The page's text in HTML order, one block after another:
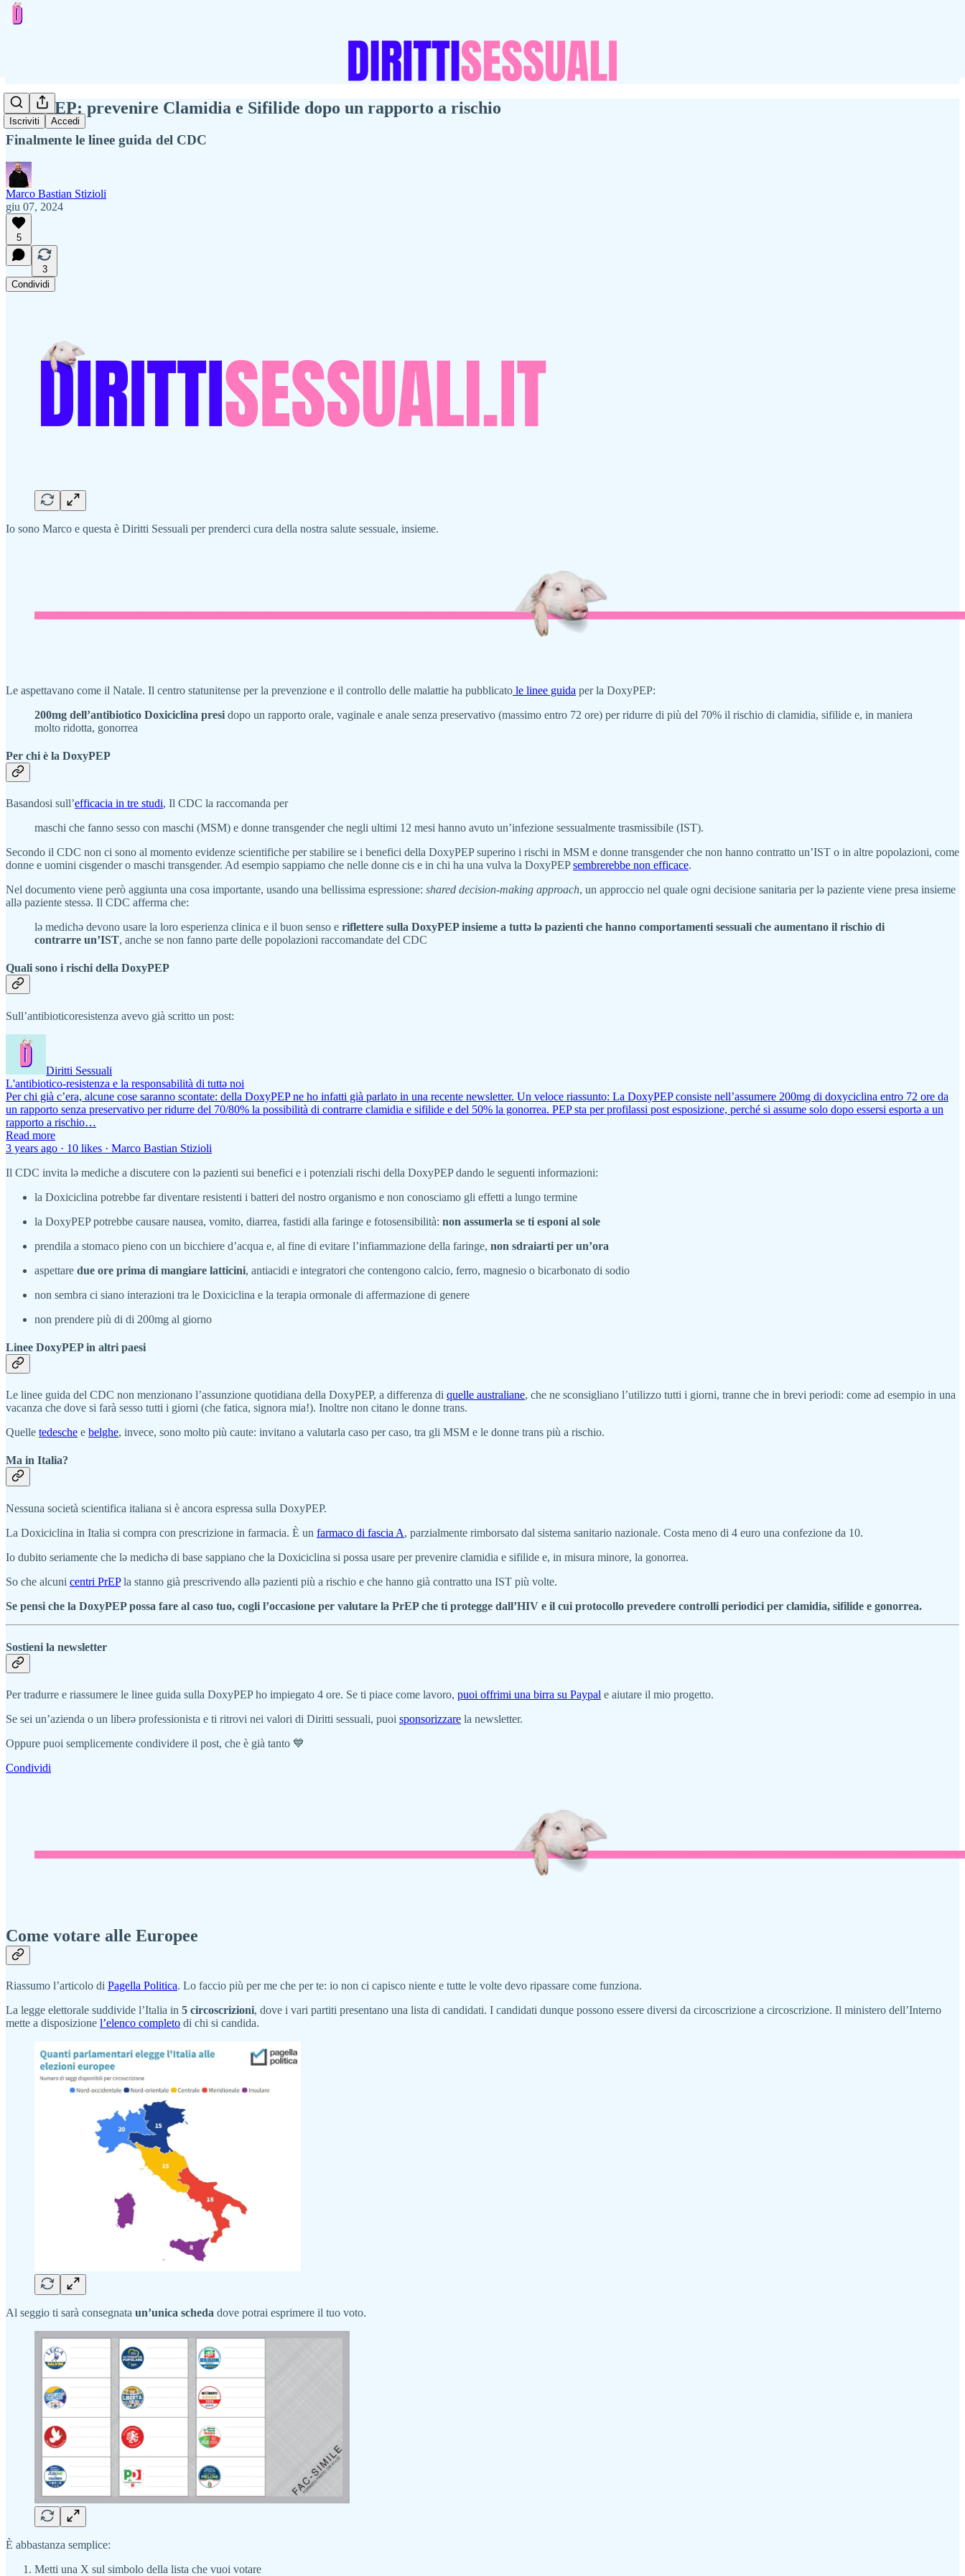
Iscriviti Accedi
DoxyPEP: prevenire Clamidia e Sifilide dopo un rapporto a rischio
Finalmente le linee guida del CDC
Marco Bastian Stizioli
giu 07, 2024
5
3
Condividi
Io sono Marco e questa è Diritti Sessuali per prenderci cura della nostra salute sessuale, insieme.
Le aspettavano come il Natale. Il centro statunitense per la prevenzione e il controllo delle malattie ha pubblicato le linee guida per la DoxyPEP:
200mg dell’antibiotico Doxiciclina presi dopo un rapporto orale, vaginale e anale senza preservativo (massimo entro 72 ore) per ridurre di più del 70% il rischio di clamidia, sifilide e, in maniera
molto ridotta, gonorrea
Per chi è la DoxyPEP
Basandosi sull’efficacia in tre studi, Il CDC la raccomanda per
maschi che fanno sesso con maschi (MSM) e donne transgender che negli ultimi 12 mesi hanno avuto un’infezione sessualmente trasmissibile (IST).
Secondo il CDC non ci sono al momento evidenze scientifiche per stabilire se i benefici della DoxyPEP superino i rischi in MSM e donne transgender che non hanno contratto un’IST o in altre popolazioni, come
donne e uomini cisgender o maschi transgender. Ad esempio sappiamo che nelle donne cis e in chi ha una vulva la DoxyPEPsembrerebbe non efficace.
Nel documento viene però aggiunta una cosa importante, usando una bellissima espressione: shared decision-making approach, un approccio nel quale ogni decisione sanitaria per lə paziente viene presa insieme
allə paziente stessə. Il CDC afferma che:
lə medichə devono usare la loro esperienza clinica e il buon senso e riflettere sulla DoxyPEP insieme a tuttə lə pazienti che hanno comportamenti sessuali che aumentano il rischio di
contrarre un’IST, anche se non fanno parte delle popolazioni raccomandate del CDC
Quali sono i rischi della DoxyPEP
Sull’antibioticoresistenza avevo già scritto un post:
Diritti Sessuali
L'antibiotico-resistenza e la responsabilità di tuttə noi
Per chi già c’era, alcune cose saranno scontate: della DoxyPEP ne ho infatti già parlato in una recente newsletter. Un veloce riassunto: La DoxyPEP consiste nell’assumere 200mg di doxyciclina entro 72 ore da
un rapporto senza preservativo per ridurre del 70/80% la possibilità di contrarre clamidia e sifilide e del 50% la gonorrea. PEP sta per profilassi post esposizione, perché si assume solo dopo essersi esportə a un
rapporto a rischio…
Read more
3 years ago · 10 likes · Marco Bastian Stizioli
Il CDC invita lə mediche a discutere con lə pazienti sui benefici e i potenziali rischi della DoxyPEP dando le seguenti informazioni:
la Doxiciclina potrebbe far diventare resistenti i batteri del nostro organismo e non conosciamo gli effetti a lungo termine
la DoxyPEP potrebbe causare nausea, vomito, diarrea, fastidi alla faringe e fotosensibilità: non assumerla se ti esponi al sole
prendila a stomaco pieno con un bicchiere d’acqua e, al fine di evitare l’infiammazione della faringe, non sdraiarti per un’ora
aspettare due ore prima di mangiare latticini, antiacidi e integratori che contengono calcio, ferro, magnesio o bicarbonato di sodio
non sembra ci siano interazioni tra le Doxiciclina e la terapia ormonale di affermazione di genere
non prendere più di di 200mg al giorno
Linee DoxyPEP in altri paesi
Le linee guida del CDC non menzionano l’assunzione quotidiana della DoxyPEP, a differenza di quelle australiane, che ne sconsigliano l’utilizzo tutti i giorni, tranne che in brevi periodi: come ad esempio in una
vacanza che dove si farà sesso tutti i giorni (che fatica, signora mia!). Inoltre non citano le donne trans.
Quelle tedesche e belghe, invece, sono molto più caute: invitano a valutarla caso per caso, tra gli MSM e le donne trans più a rischio.
Ma in Italia?
Nessuna società scientifica italiana si è ancora espressa sulla DoxyPEP.
La Doxiciclina in Italia si compra con prescrizione in farmacia. È un farmaco di fascia A, parzialmente rimborsato dal sistema sanitario nazionale. Costa meno di 4 euro una confezione da 10.
Io dubito seriamente che lə medichə di base sappiano che la Doxiciclina si possa usare per prevenire clamidia e sifilide e, in misura minore, la gonorrea.
So che alcuni centri PrEPla stanno già prescrivendo allə pazienti più a rischio e che hanno già contratto una IST più volte.
Se pensi che la DoxyPEP possa fare al caso tuo, cogli l’occasione per valutare la PrEP che ti protegge dall’HIV e il cui protocollo prevedere controlli periodici per clamidia, sifilide e gonorrea.
Sostieni la newsletter
Per tradurre e riassumere le linee guida sulla DoxyPEP ho impiegato 4 ore. Se ti piace come lavoro, puoi offrimi una birra su Paypal e aiutare il mio progetto.
Se sei un’azienda o un liberə professionista e ti ritrovi nei valori di Diritti sessuali, puoi sponsorizzare la newsletter.
Oppure puoi semplicemente condividere il post, che è già tanto 💙
Condividi
Come votare alle Europee
Riassumo l’articolo di Pagella Politica. Lo faccio più per me che per te: io non ci capisco niente e tutte le volte devo ripassare come funziona.
La legge elettorale suddivide l’Italia in 5 circoscrizioni, dove i vari partiti presentano una lista di candidati. I candidati dunque possono essere diversi da circoscrizione a circoscrizione. Il ministero dell’Interno
mette a disposizione l’elenco completo di chi si candida.
Al seggio ti sarà consegnata un’unica scheda dove potrai esprimere il tuo voto.
È abbastanza semplice:
Metti una X sul simbolo della lista che vuoi votare